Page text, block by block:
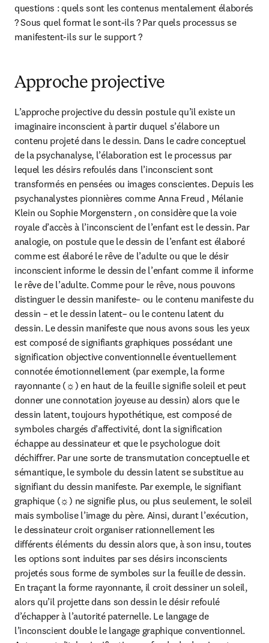
questions : quels sont les contenus mentalement élaborés
? Sous quel format le sont-ils ? Par quels processus se
manifestent-ils sur le support ?
Approche projective
L’approche projective du dessin postule qu’il existe un
imaginaire inconscient à partir duquel s’élabore un
contenu projeté dans le dessin. Dans le cadre conceptuel
de la psychanalyse, l’élaboration est le processus par
lequel les désirs refoulés dans l’inconscient sont
transformés en pensées ou images conscientes. Depuis les
psychanalystes pionnières comme Anna Freud , Mélanie
Klein ou Sophie Morgenstern , on considère que la voie
royale d’accès à l’inconscient de l’enfant est le dessin. Par
analogie, on postule que le dessin de l’enfant est élaboré
comme est élaboré le rêve de l’adulte ou que le désir
inconscient informe le dessin de l’enfant comme il informe
le rêve de l’adulte. Comme pour le rêve, nous pouvons
distinguer le dessin manifeste– ou le contenu manifeste du
dessin – et le dessin latent– ou le contenu latent du
dessin. Le dessin manifeste que nous avons sous les yeux
est composé de signifiants graphiques possédant une
signification objective conventionnelle éventuellement
connotée émotionnellement (par exemple, la forme
rayonnante (☼) en haut de la feuille signifie soleil et peut
donner une connotation joyeuse au dessin) alors que le
dessin latent, toujours hypothétique, est composé de
symboles chargés d’affectivité, dont la signification
échappe au dessinateur et que le psychologue doit
déchiffrer. Par une sorte de transmutation conceptuelle et
sémantique, le symbole du dessin latent se substitue au
signifiant du dessin manifeste. Par exemple, le signifiant
graphique (☼) ne signifie plus, ou plus seulement, le soleil
mais symbolise l’image du père. Ainsi, durant l’exécution,
le dessinateur croit organiser rationnellement les
différents éléments du dessin alors que, à son insu, toutes
les options sont induites par ses désirs inconscients
projetés sous forme de symboles sur la feuille de dessin.
En traçant la forme rayonnante, il croit dessiner un soleil,
alors qu’il projette dans son dessin le désir refoulé
d’échapper à l’autorité paternelle. Le langage de
l’inconscient double le langage graphique conventionnel.